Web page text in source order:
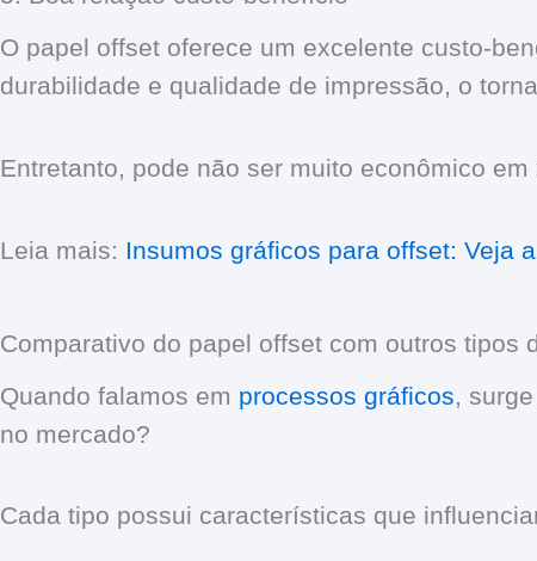
O papel offset oferece um excelente custo-
durabilidade e qualidade de impressão, o
Entretanto, pode não ser muito econômico
Leia mais: Insumos gráficos para offset: Veja
Comparativo do papel offset com outros tipos
Quando falamos em processos gráficos,
no mercado?
Cada tipo possui características que